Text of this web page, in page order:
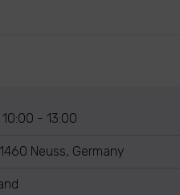
10:00 - 13:00
Neuss, Germany